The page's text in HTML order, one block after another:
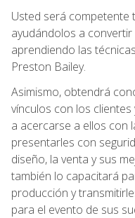
Usted será competente
ayudándolos a
aprendiendo las
Preston Bailey.
Asimismo, obtendrá
vínculos con los
a acercarse a ellos con
presentarles con
diseño, la venta y sus
también lo capacitará
producción y
para el evento de sus